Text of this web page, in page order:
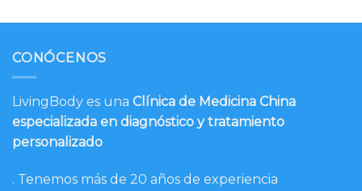
CONÓCENOS
LivingBody es una Clínica de Medicina China
especializada en diagnóstico y tratamiento
personalizado
. Tenemos más de 20 años de experiencia